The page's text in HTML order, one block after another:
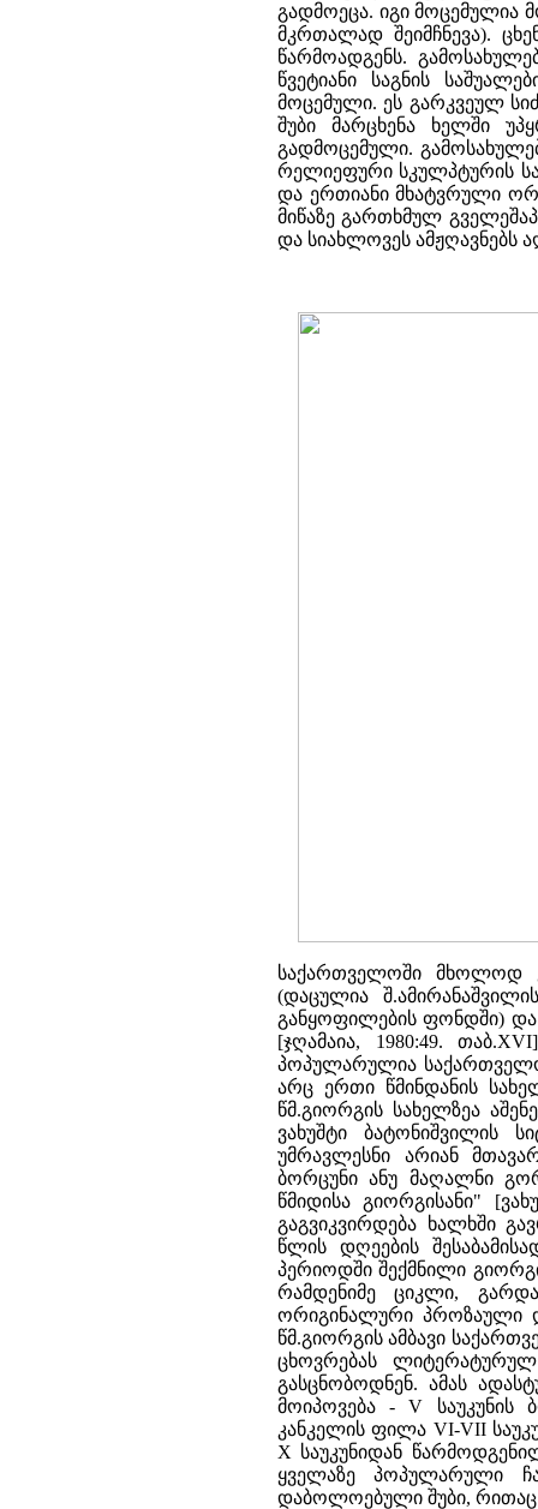
გადმოეცა. იგი მოცემულია
მკრთალად შეიმჩნევა).
წარმოადგენს.
წვეტიანი საგნის
მოცემული. ეს გარკვეულ
შუბი მარცხენა ხელში
გადმოცემული.
რელიეფური სკულპტურის
და ერთიანი მხატვრული
მიწაზე გართხმულ
და სიახლოვეს ამჟღავნებს
საქართველოში მხოლოდ
(დაცულია
განყოფილების ფონდში) და
[ჯღამაია, 1980:49.
პოპულარულია
არც ერთი წმინდანის
წმ.გიორგის სახელზეა
ვახუშტი ბატონიშვილის
უმრავლესნი არიან
ბორცუნი ანუ მაღალნი
წმიდისა გიორგისანი"
გაგვიკვირდება ხალხში
წლის დღეების
პერიოდში შექმნილი
რამდენიმე ციკლი,
ორიგინალური პროზაული
წმ.გიორგის ამბავი
ცხოვრებას
გასცნობოდნენ. ამას
მოიპოვება - V საუკუნის
კანკელის ფილა VI-VII
X საუკუნიდან
ყველაზე პოპულარული
დაბოლოებული შუბი, რითაც